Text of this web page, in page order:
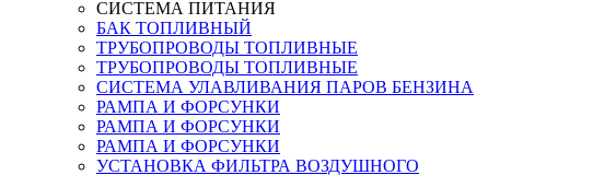
СИСТЕМА ПИТАНИЯ
БАК ТОПЛИВНЫЙ
ТРУБОПРОВОДЫ ТОПЛИВНЫЕ
ТРУБОПРОВОДЫ ТОПЛИВНЫЕ
СИСТЕМА УЛАВЛИВАНИЯ ПАРОВ БЕНЗИНА
РАМПА И ФОРСУНКИ
РАМПА И ФОРСУНКИ
РАМПА И ФОРСУНКИ
УСТАНОВКА ФИЛЬТРА ВОЗДУШНОГО